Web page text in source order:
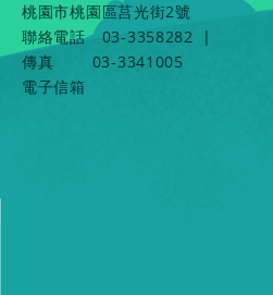
桃園市桃園區莒光街2號
聯絡電話
03-3358282
|
傳真
03-3341005
電子信箱